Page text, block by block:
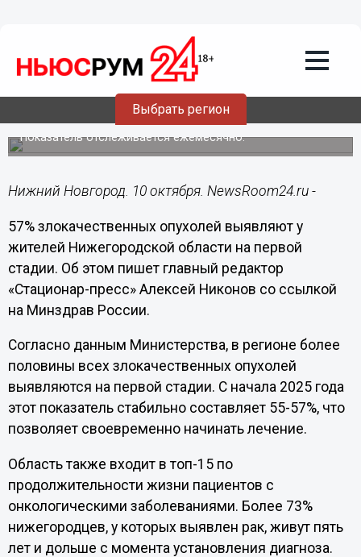
Выбрать регион
Почти 60% злокачественных опухолей
выявляют у нижегородцев на 1-й
Показатель отслеживается ежемесячно.
Нижний Новгород. 10 октября. NewsRoom24.ru -
57% злокачественных опухолей выявляют у
жителей Нижегородской области на первой
стадии. Об этом пишет главный редактор
«Стационар-пресс» Алексей Никонов со ссылкой
на Минздрав России.
Согласно данным Министерства, в регионе более
половины всех злокачественных опухолей
выявляются на первой стадии. С начала 2025 года
этот показатель стабильно составляет 55-57%, что
позволяет своевременно начинать лечение.
Область также входит в топ-15 по
продолжительности жизни пациентов с
онкологическими заболеваниями. Более 73%
нижегородцев, у которых выявлен рак, живут пять
лет и дольше с момента установления диагноза.